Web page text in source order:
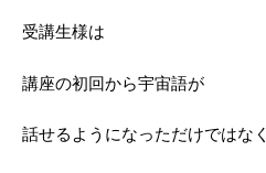
受講生様は
講座の初回から宇宙語が
話せるようになっただけではなく